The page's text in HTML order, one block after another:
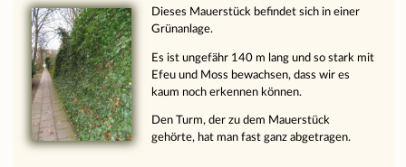
Dieses Mauerstück befindet sich in einer
Grünanlage.
Es ist ungefähr 140 m lang und so stark mit
Efeu und Moss bewachsen, dass wir es
kaum noch erkennen können.
Den Turm, der zu dem Mauerstück
gehörte, hat man fast ganz abgetragen.